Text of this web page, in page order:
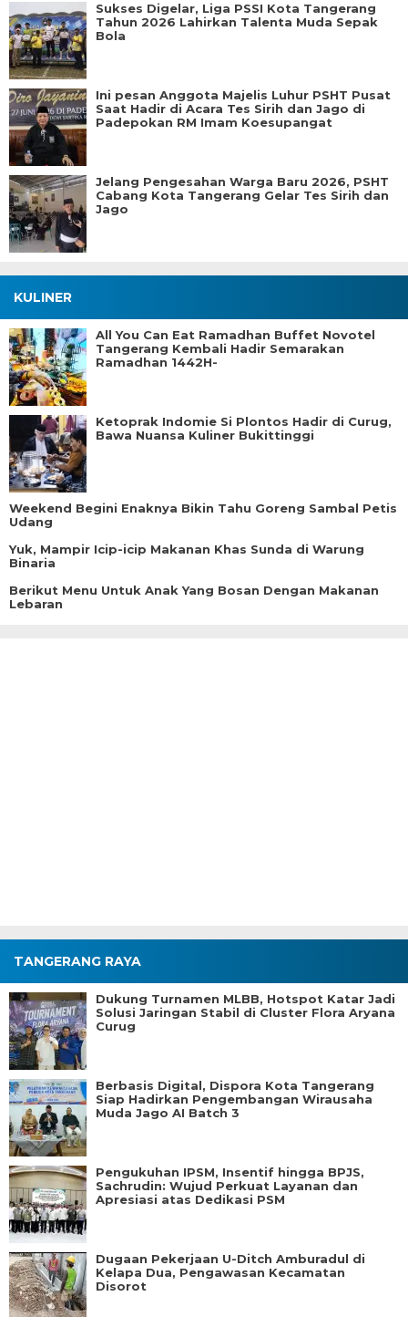
Sukses Digelar, Liga PSSI Kota Tangerang
Tahun 2026 Lahirkan Talenta Muda Sepak
Bola
Ini pesan Anggota Majelis Luhur PSHT Pusat
Saat Hadir di Acara Tes Sirih dan Jago di
Padepokan RM Imam Koesupangat
Jelang Pengesahan Warga Baru 2026, PSHT
Cabang Kota Tangerang Gelar Tes Sirih dan
Jago
KULINER
All You Can Eat Ramadhan Buffet Novotel
Tangerang Kembali Hadir Semarakan
Ramadhan 1442H-
Ketoprak Indomie Si Plontos Hadir di Curug,
Bawa Nuansa Kuliner Bukittinggi
Weekend Begini Enaknya Bikin Tahu Goreng Sambal Petis
Udang
Yuk, Mampir Icip-icip Makanan Khas Sunda di Warung
Binaria
Berikut Menu Untuk Anak Yang Bosan Dengan Makanan
Lebaran
TANGERANG RAYA
Dukung Turnamen MLBB, Hotspot Katar Jadi
Solusi Jaringan Stabil di Cluster Flora Aryana
Curug
Berbasis Digital, Dispora Kota Tangerang
Siap Hadirkan Pengembangan Wirausaha
Muda Jago AI Batch 3
Pengukuhan IPSM, Insentif hingga BPJS,
Sachrudin: Wujud Perkuat Layanan dan
Apresiasi atas Dedikasi PSM
Dugaan Pekerjaan U-Ditch Amburadul di
Kelapa Dua, Pengawasan Kecamatan
Disorot